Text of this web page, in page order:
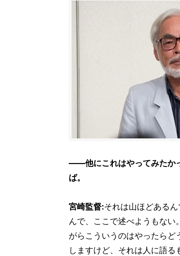
――他にこれはやってみたか
ば。
宮崎監督:それは山ほどある
んで、ここで述べようもない
がらこういうのはやったらど
しますけど、それは人に語る